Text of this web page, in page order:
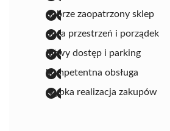
dobrze zaopatrzony sklep
duża przestrzeń i porządek
łatwy dostęp i parking
kompetentna obsługa
szybka realizacja zakupów